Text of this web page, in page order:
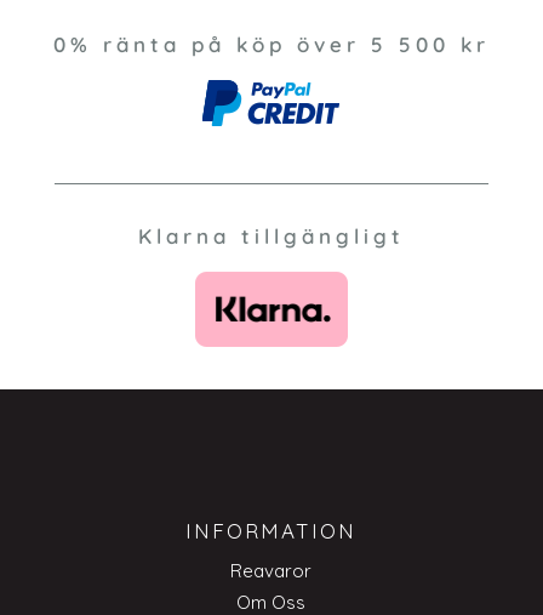
0% ränta på köp över 5 500 kr
Klarna tillgängligt
INFORMATION
Reavaror
Om Oss